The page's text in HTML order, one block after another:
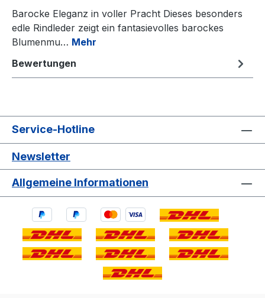
Barocke Eleganz in voller Pracht Dieses besonders
edle Rindleder zeigt ein fantasievolles barockes
Blumenmu… Mehr
Bewertungen
Service-Hotline
Newsletter
Allgemeine Informationen